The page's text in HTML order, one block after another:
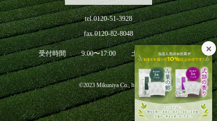
tel.0120-51-3928
fax.0120-82-8048
受付時間 9:00〜17:00 土日祝日を除く
©2023 Mikuniya Co., ltd.